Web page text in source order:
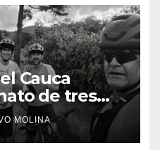
Cauca
de tres
MOLINA